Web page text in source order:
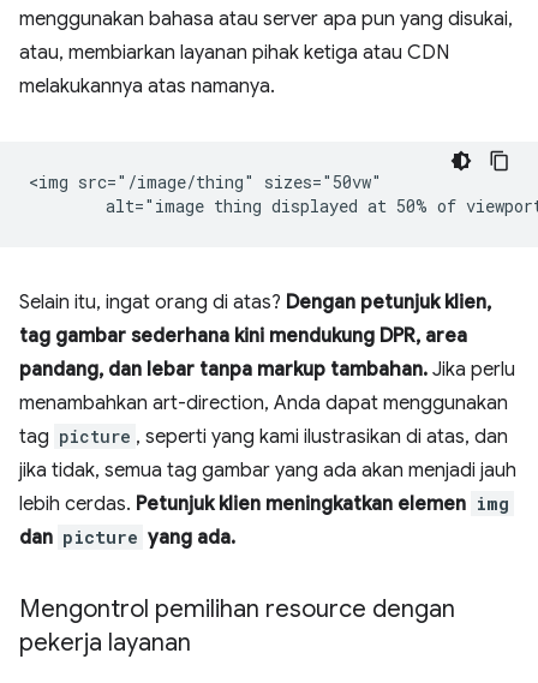
menggunakan bahasa atau server apa pun yang disukai,
atau, membiarkan layanan pihak ketiga atau CDN
melakukannya atas namanya.
<img src="/image/thing" sizes="50vw"
Selain itu, ingat orang di atas? Dengan petunjuk klien,
tag gambar sederhana kini mendukung DPR, area
pandang, dan lebar tanpa markup tambahan. Jika perlu
menambahkan art-direction, Anda dapat menggunakan
tag picture , seperti yang kami ilustrasikan di atas, dan
jika tidak, semua tag gambar yang ada akan menjadi jauh
lebih cerdas. Petunjuk klien meningkatkan elemen img
dan picture yang ada.
Mengontrol pemilihan resource dengan
pekerja layanan